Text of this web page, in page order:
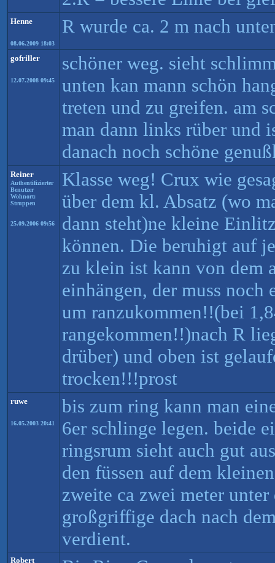
Henne
08.06.2009 18:03
R wurde ca. 2 m nach
gofriller
12.07.2008 09:45
schöner weg. sieht
unten kan mann schön
treten und zu greifen. am
man dann links rüber und
danach noch schöne
Reiner
Authentifizierter
Benutzer
Wohnort:
Struppen
25.09.2006 09:56
Klasse weg! Crux wie
über dem kl. Absatz (wo
dann steht)ne kleine
können. Die beruhigt auf
zu klein ist kann von dem
einhängen, der muss noch
um ranzukommen!!(bei
rangekommen!!)nach R
drüber) und oben ist
trocken!!!prost
ruwe
16.05.2003 20:41
bis zum ring kann man
6er schlinge legen. beide
ringsrum sieht auch gut
den füssen auf dem
zweite ca zwei meter unter
großgriffige dach nach
verdient.
Robert